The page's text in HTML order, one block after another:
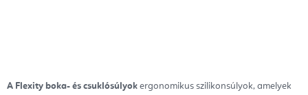
A Flexity boka- és csuklósúlyok ergonomikus szilikonsúlyok, amelyek